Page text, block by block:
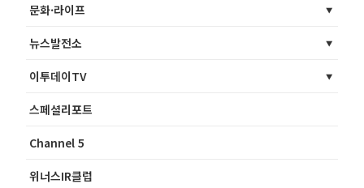
문화·라이프
뉴스발전소
이투데이TV
스페셜리포트
Channel 5
위너스IR클럽